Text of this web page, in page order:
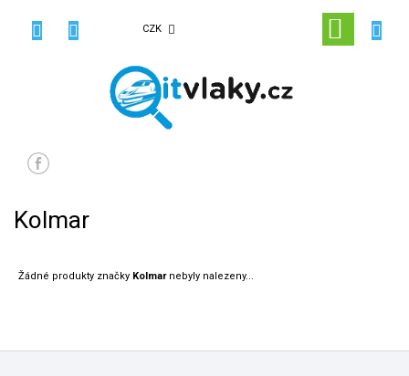
CZK
KOŠÍK
Kolmar
Žádné produkty značky Kolmarnebyly nalezeny...